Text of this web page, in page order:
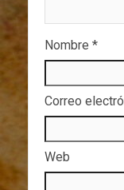
Nombre *
Correo
Web